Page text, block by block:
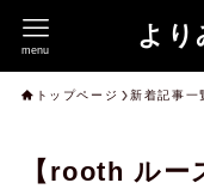
より
menu
トップページ 新着記事一
【rooth ルー